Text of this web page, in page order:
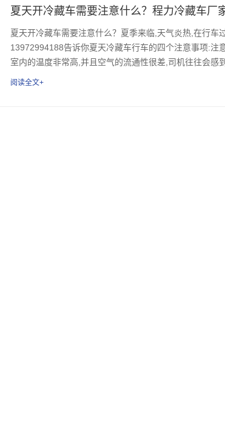
夏天开冷藏车需要注意什么？程力冷藏车厂
夏天开冷藏车需要注意什么？夏季来临,天气炎热,在行
13972994188告诉你夏天冷藏车行车的四个注意事项:注
室内的温度非常高,并且空气的流通性很差,司机往往会感
阅读全文+